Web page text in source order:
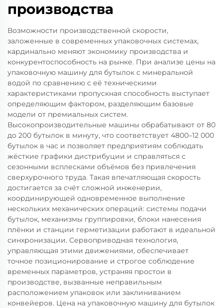
производства
Возможности производственной скорости,
заложенные в современных упаковочных системах,
кардинально меняют экономику производства и
конкурентоспособность на рынке. При анализе цены на
упаковочную машину для бутылок с минеральной
водой по сравнению с её техническими
характеристиками пропускная способность выступает
определяющим фактором, разделяющим базовые
модели от премиальных систем.
Высокопроизводительные машины обрабатывают от 80
до 200 бутылок в минуту, что соответствует 4800–12 000
бутылок в час и позволяет предприятиям соблюдать
жёсткие графики дистрибуции и справляться с
сезонными всплесками объёмов без привлечения
сверхурочного труда. Такая впечатляющая скорость
достигается за счёт сложной инженерии,
координирующей одновременное выполнение
нескольких механических операций: системы подачи
бутылок, механизмы группировки, блоки нанесения
плёнки и станции герметизации работают в идеальной
синхронизации. Сервоприводная технология,
управляющая этими движениями, обеспечивает
точное позиционирование и строгое соблюдение
временных параметров, устраняя простои в
производстве, вызванные неправильным
расположением упаковок или заклиниванием
конвейеров. Цена на упаковочную машину для бутылок